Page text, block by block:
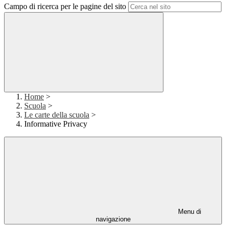
Campo di ricerca per le pagine del sito
Home >
Scuola >
Le carte della scuola >
Informative Privacy
Menu di
navigazione